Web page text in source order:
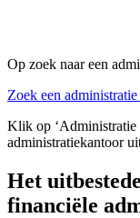
Op zoek naar een
Zoek een
Klik op ‘Administratie
administratiekantoor
Het
financiële